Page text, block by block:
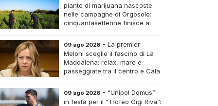
piante di marijuana nascoste
nelle campagne di Orgosolo:
cinquantasettenne finisce ai
09 ago 2026 - La premier
Meloni sceglie il fascino di La
Maddalena: relax, mare e
passeggiate tra il centro e Cala
09 ago 2026 - “Unipol Domus”
in festa per il “Trofeo Gigi Riva”: